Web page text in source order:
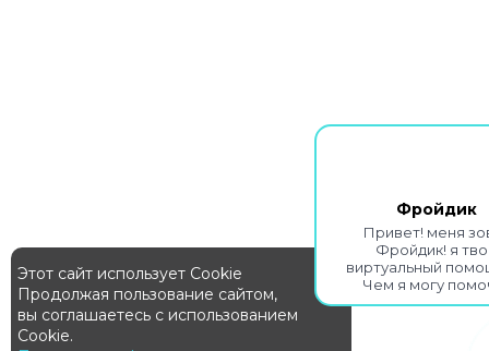
Фройдик
Привет! меня
Фройдик! я
виртуальный
Чем я могу
Этот сайт использует Cookie
Продолжая пользование сайтом,
вы соглашаетесь с использованием
Cookie.